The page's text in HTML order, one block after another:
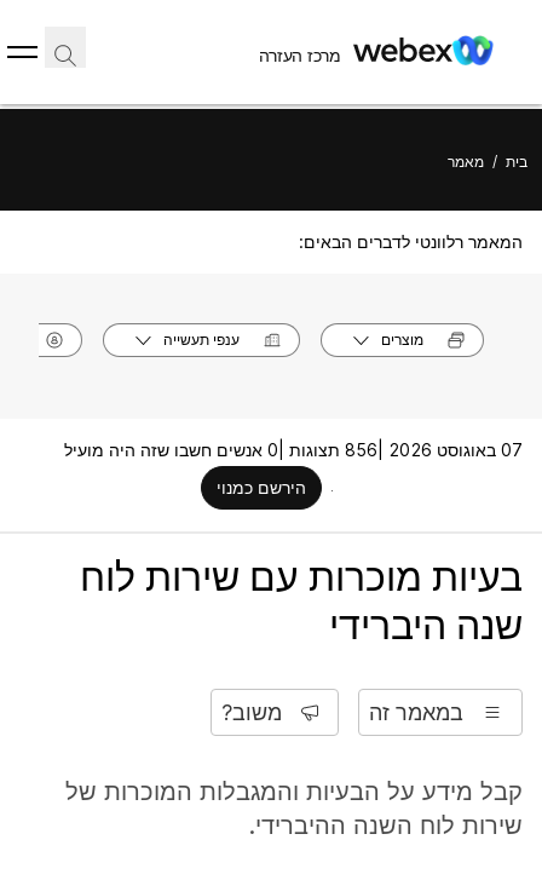
מרכז העזרה
בית / מאמר
המאמר רלוונטי לדברים הבאים:
מוצרים ענפי תעשייה
07 באוגוסט 2026 | 856 תצוגות |
0 אנשים חשבו שזה היה מועיל
הירשם כמנוי
בעיות מוכרות עם שירות לוח
שנה היברידי
במאמר זה משוב?
קבל מידע על הבעיות והמגבלות המוכרות של
שירות לוח השנה ההיברידי.